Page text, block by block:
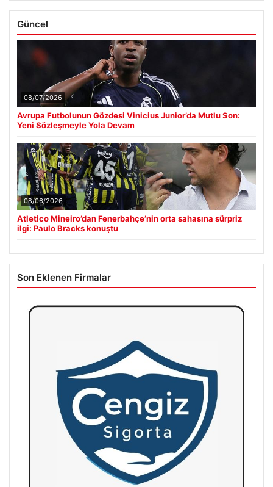
Güncel
08/07/2026
Avrupa Futbolunun Gözdesi Vinicius Junior’da Mutlu Son:
Yeni Sözleşmeyle Yola Devam
08/06/2026
Atletico Mineiro’dan Fenerbahçe’nin orta sahasına sürpriz
ilgi: Paulo Bracks konuştu
Son Eklenen Firmalar